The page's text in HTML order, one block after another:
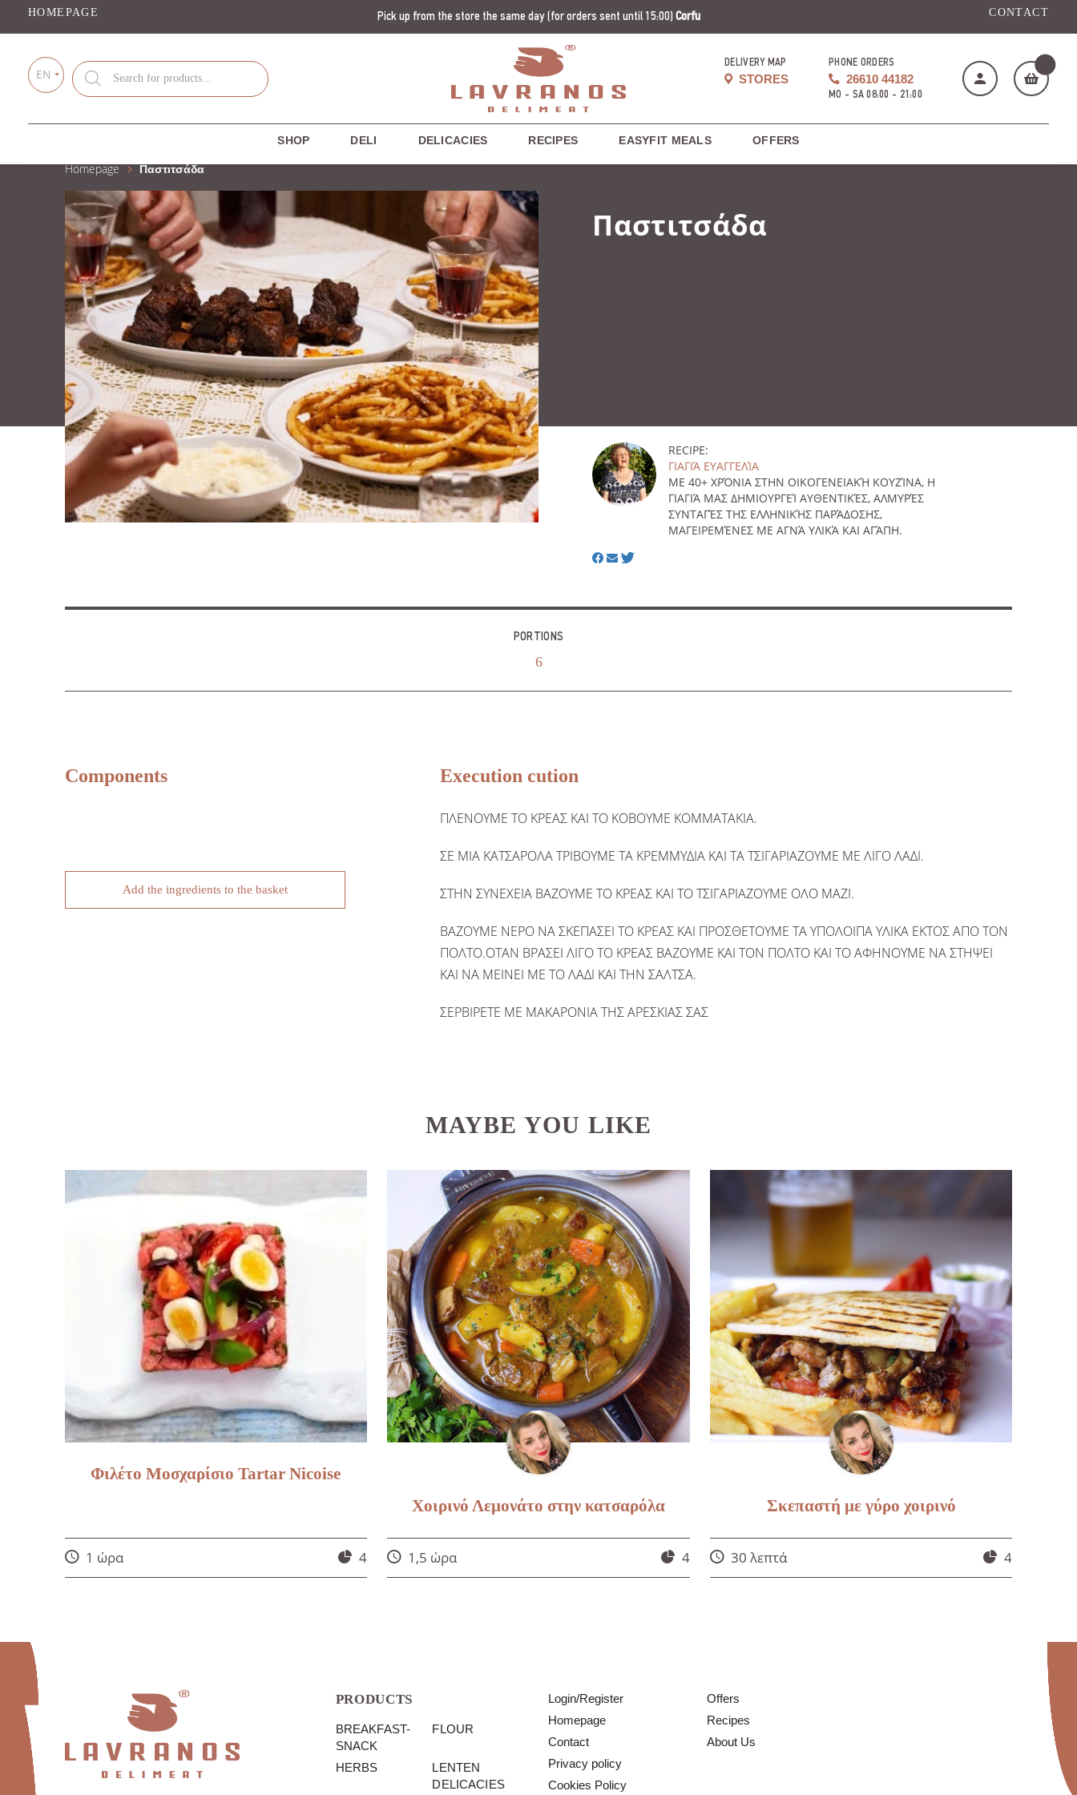
HOMEPAGE Pick up from the store the same day(for orders sent until 15:00) Corfu CONTACT
EN
Products
search
DELIVERY MAP
STORES
PHONE ORDERS
26610 44182
MO - SA 08:00 - 21:00
My cart
SHOP DELI DELICACIES RECIPES EASYFIT MEALS OFFERS
Homepage Παστιτσάδα
Παστιτσάδα
RECIPE:
ΓΙΑΓΙΆ ΕΥΑΓΓΕΛΊΑ
ΜΕ 40+ ΧΡΌΝΙΑ ΣΤΗΝ ΟΙΚΟΓΕΝΕΙΑΚΉ ΚΟΥΖΊΝΑ, Η
ΓΙΑΓΙΆ ΜΑΣ ΔΗΜΙΟΥΡΓΕΊ ΑΥΘΕΝΤΙΚΈΣ, ΑΛΜΥΡΈΣ
ΣΥΝΤΑΓΈΣ ΤΗΣ ΕΛΛΗΝΙΚΉΣ ΠΑΡΆΔΟΣΗΣ,
ΜΑΓΕΙΡΕΜΈΝΕΣ ΜΕ ΑΓΝΆ ΥΛΙΚΆ ΚΑΙ ΑΓΆΠΗ.
PORTIONS
6
Components
Add the ingredients to the basket
Execution cution
ΠΛΕΝΟΥΜΕ ΤΟ ΚΡΕΑΣ ΚΑΙ ΤΟ ΚΟΒΟΥΜΕ ΚΟΜΜΑΤΑΚΙΑ.
ΣΕ ΜΙΑ ΚΑΤΣΑΡΟΛΑ ΤΡΙΒΟΥΜΕ ΤΑ ΚΡΕΜΜΥΔΙΑ ΚΑΙ ΤΑ ΤΣΙΓΑΡΙΑΖΟΥΜΕ ΜΕ ΛΙΓΟ ΛΑΔΙ.
ΣΤΗΝ ΣΥΝΕΧΕΙΑ ΒΑΖΟΥΜΕ ΤΟ ΚΡΕΑΣ ΚΑΙ ΤΟ ΤΣΙΓΑΡΙΑΖΟΥΜΕ ΟΛΟ ΜΑΖΙ.
ΒΑΖΟΥΜΕ ΝΕΡΟ ΝΑ ΣΚΕΠΑΣΕΙ ΤΟ ΚΡΕΑΣ ΚΑΙ ΠΡΟΣΘΕΤΟΥΜΕ ΤΑ ΥΠΟΛΟΙΠΑ ΥΛΙΚΑ ΕΚΤΟΣ ΑΠΟ ΤΟΝ
ΠΟΛΤΟ.ΟΤΑΝ ΒΡΑΣΕΙ ΛΙΓΟ ΤΟ ΚΡΕΑΣ ΒΑΖΟΥΜΕ ΚΑΙ ΤΟΝ ΠΟΛΤΟ ΚΑΙ ΤΟ ΑΦΗΝΟΥΜΕ ΝΑ ΣΤΗΨΕΙ
ΚΑΙ ΝΑ ΜΕΙΝΕΙ ΜΕ ΤΟ ΛΑΔΙ ΚΑΙ ΤΗΝ ΣΑΛΤΣΑ.
ΣΕΡΒΙΡΕΤΕ ΜΕ ΜΑΚΑΡΟΝΙΑ ΤΗΣ ΑΡΕΣΚΙΑΣ ΣΑΣ
MAYBE YOU LIKE
Φιλέτο Μοσχαρίσιο Tartar Nicoise
1 ώρα 4
Χοιρινό Λεμονάτο στην κατσαρόλα
1,5 ώρα 4
Σκεπαστή με γύρο χοιρινό
30 λεπτά 4
PRODUCTS
BREAKFAST-
SNACK
FLOUR
HERBS
LENTEN
DELICACIES
Login/Register
Homepage
Contact
Privacy policy
Cookies Policy
Offers
Recipes
About Us